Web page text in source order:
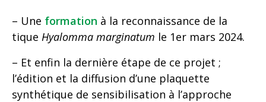
– Une formation à la reconnaissance de la
tique Hyalomma marginatum le 1er mars 2024.
– Et enfin la dernière étape de ce projet ;
l’édition et la diffusion d’une plaquette
synthétique de sensibilisation à l’approche